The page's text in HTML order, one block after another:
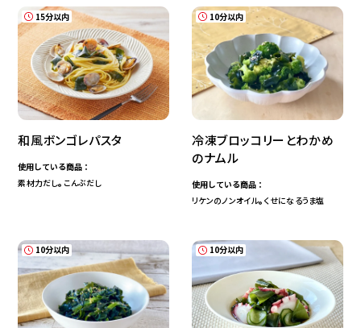
15分以内
和風ボンゴレパスタ
使用している商品：
素材力だし® こんぶだし
10分以内
冷凍ブロッコリーとわかめ
のナムル
使用している商品：
リケンのノンオイル® くせになるうま塩
10分以内 10分以内
検 索
条件をクリア